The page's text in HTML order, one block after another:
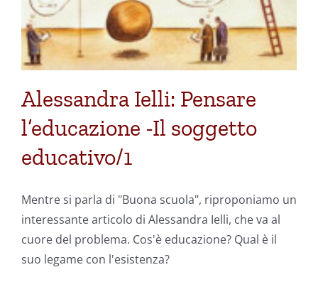
Alessandra Ielli: Pensare
l’educazione -Il soggetto
educativo/1
Mentre si parla di "Buona scuola", riproponiamo un
interessante articolo di Alessandra Ielli, che va al
cuore del problema. Cos'è educazione? Qual è il
suo legame con l'esistenza?